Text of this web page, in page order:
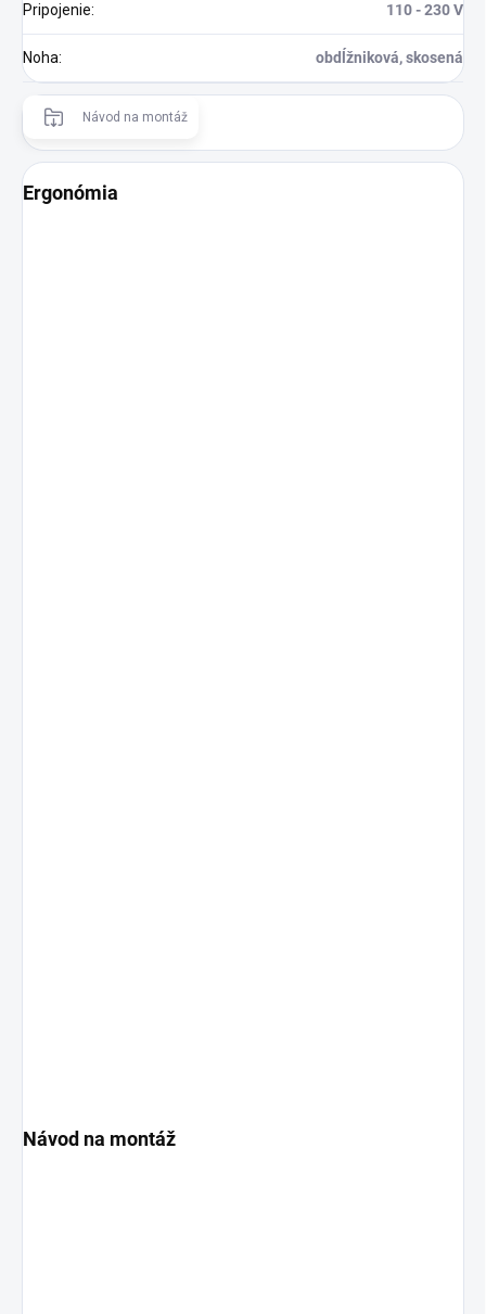
Pripojenie: 110 - 230 V
Noha: obdĺžniková, skosená
Návod na montáž
Ergonómia
Návod na montáž